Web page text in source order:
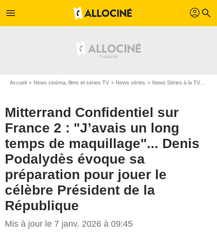
menu profil search
Accueil News cinéma, films et séries TV News séries News Séries à la TV
Mitterrand Confidentiel sur
France 2 : "J’avais un long
temps de maquillage"... Denis
Podalydès évoque sa
préparation pour jouer le
célèbre Président de la
République
Mis à jour le 7 janv. 2026 à 09:45